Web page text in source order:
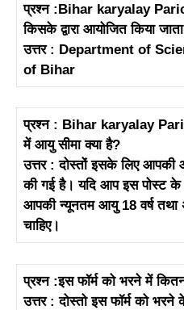
प्रश्न :Bihar karyalay
किसके द्वारा आयोजित किया
उत्तर : Department of
of Bihar
प्रश्न : Bihar karyalay
में आयु सीमा क्या है?
उत्तर : दोस्तों इसके लिए आपकी
की गई है। यदि आप इस पोस्ट के
आपकी न्यूनतम आयु 18 वर्ष तथा
चाहिए।
प्रश्न :इस फॉर्म को भरने में
उत्तर : दोस्तो इस फॉर्म को